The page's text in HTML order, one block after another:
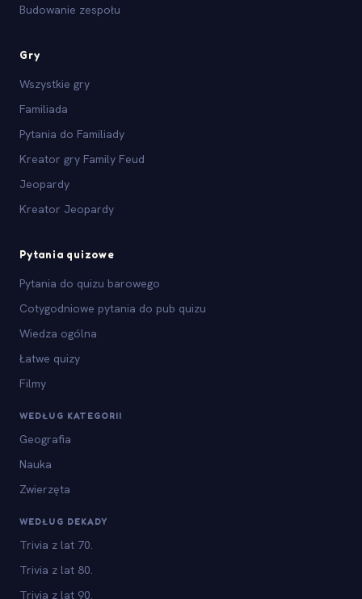
Budowanie zespołu
Gry
Wszystkie gry
Familiada
Pytania do Familiady
Kreator gry Family Feud
Jeopardy
Kreator Jeopardy
Pytania quizowe
Pytania do quizu barowego
Cotygodniowe pytania do pub quizu
Wiedza ogólna
Łatwe quizy
Filmy
WEDŁUG KATEGORII
Geografia
Nauka
Zwierzęta
WEDŁUG DEKADY
Trivia z lat 70.
Trivia z lat 80.
Trivia z lat 90.